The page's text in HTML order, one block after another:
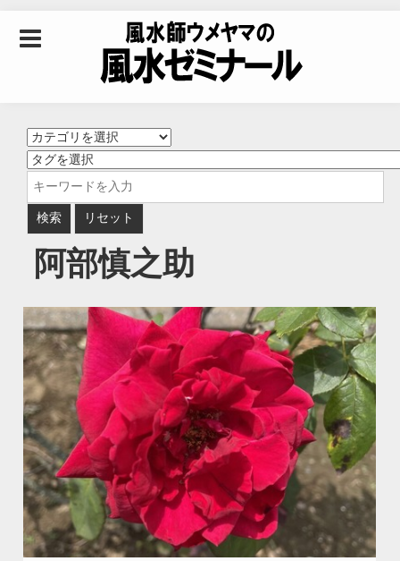
風水師ウメヤマの風
水ゼミナール｜風水
学・四柱推命学・易
学を合わせた立命講
座
阿部慎之助